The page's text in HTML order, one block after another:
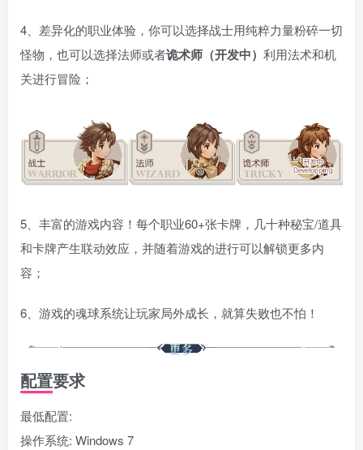
4、差异化的职业体验，你可以选择战士用纯粹力量粉碎一切
怪物，也可以选择法师或者诡术师（开发中） 利用法术和机
关进行冒险；
5、丰富的游戏内容！每个职业60+张卡牌，几十种秘宝/道具
和卡牌产生联动效应，并随着游戏的进行可以解锁更多内
容；
6、游戏的魂球系统让玩家局外成长，就算失败也不怕！
配置要求
最低配置:
操作系统: Windows 7